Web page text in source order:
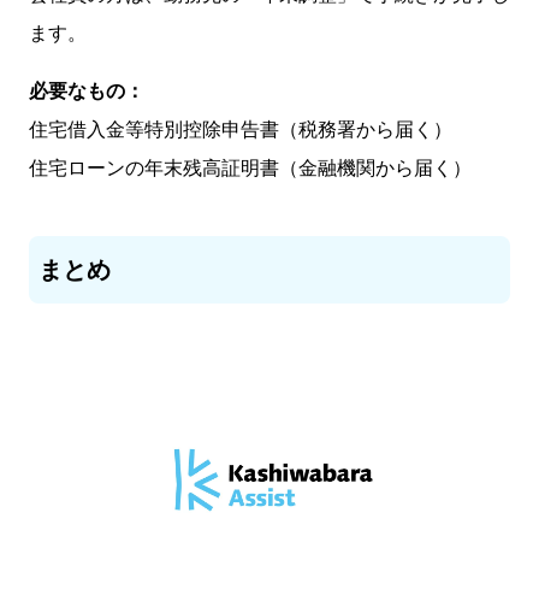
ます。
必要なもの：
住宅借入金等特別控除申告書（税務署から届く）
住宅ローンの年末残高証明書（金融機関から届く）
まとめ